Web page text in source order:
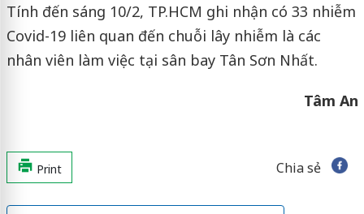
Tính đến sáng 10/2, TP.HCM ghi nhận có 33 nhiễm
Covid-19 liên quan đến chuỗi lây nhiễm là các
nhân viên làm việc tại sân bay Tân Sơn Nhất.
Tâm An
Print Chia sẻ